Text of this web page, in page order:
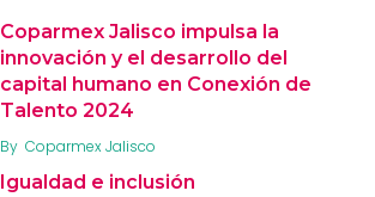
Coparmex Jalisco impulsa la
innovación y el desarrollo del
capital humano en Conexión de
Talento 2024
By Coparmex Jalisco
Igualdad e inclusión